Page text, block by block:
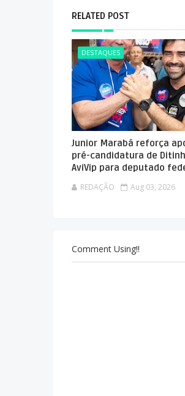
RELATED POST
DESTAQUES
Junior Marabá reforça
pré-candidatura de
AviVip para deputado
REDAÇÃO Aug 03, 2026
Comment Using!!